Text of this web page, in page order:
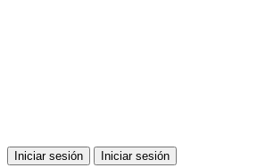
Iniciar sesión
Iniciar sesión